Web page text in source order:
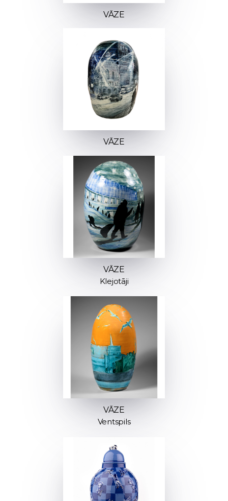
VĀZE
VĀZE
VĀZE
Klejotāji
VĀZE
Ventspils